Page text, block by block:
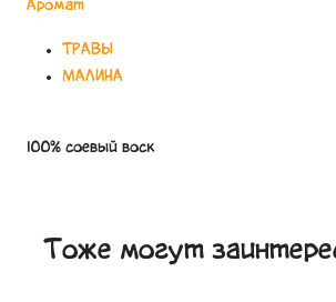
Аромат
ТРАВЫ
МАЛИНА
100% соевый воск
Тоже могут